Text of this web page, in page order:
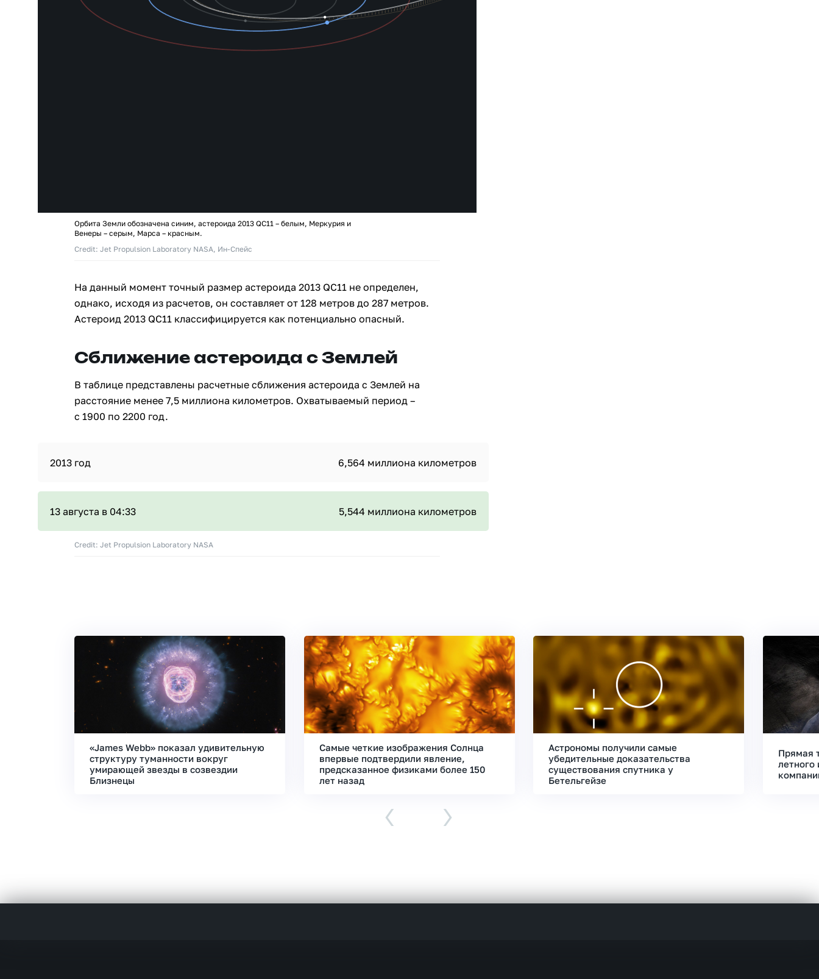
Орбита Земли обозначена синим, астероида 2013 QC11 – белым, Меркурия и
Венеры – серым, Марса – красным.
Credit: Jet Propulsion Laboratory NASA, Ин-Спейс
На данный момент точный размер астероида 2013 QC11 не определен,
однако, исходя из расчетов, он составляет от 128 метров до 287 метров.
Астероид 2013 QC11 классифицируется как потенциально опасный.
Сближение астероида с Землей
В таблице представлены расчетные сближения астероида с Землей на
расстояние менее 7,5 миллиона километров. Охватываемый период –
с 1900 по 2200 год.
2013 год 6,564 миллиона километров
13 августа в 04:33 5,544 миллиона километров
Credit: Jet Propulsion Laboratory NASA
«James Webb» показал удивительную
структуру туманности вокруг
умирающей звезды в созвездии
Близнецы
Самые четкие изображения Солнца
впервые подтвердили явление,
предсказанное физиками более 150
лет назад
Астрономы получили самые
убедительные доказательства
существования спутника у
Бетельгейзе
Прямая
летного
‹ ›